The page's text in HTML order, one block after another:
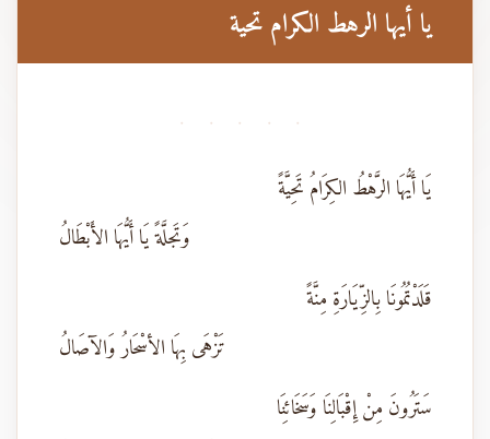
يا أيها الرهط الكرام تحية
· · · · ·
يَا أَيُّهَا الرَّهْطُ الكِرَامُ تَحِيَّةً
وَتَجلَّةً يَا أَيُّهَا الأَبْطَالُ
قَلَدْتُمُونَا بِالزِّيَارَةِ مِنَّةً
تَزْهَى بِهَا الأسْحَارُ وَالآصَالُ
سَتَرُونَ مِنْ إِقْبَالِنَا وَسَخَائِنَا